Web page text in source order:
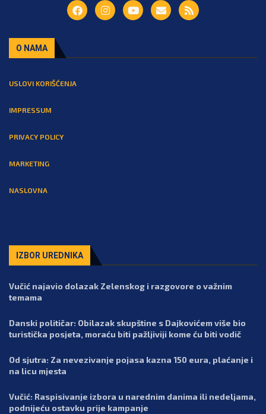
O NAMA
USLOVI KORIŠĆENJA
IMPRESSUM
PRIVACY POLICY
MARKETING
NASLOVNA
IZBOR UREDNIKA
Vučić najavio dolazak Zelenskog i razgovore o važnim
temama
Danski političar: Obilazak skupštine s Dajkovićem više bio
turistička posjeta, moraću biti pažljiviji kome ću biti vodič
Od sjutra: Za nevezivanje pojasa kazna 150 eura, plaćanje i
na licu mjesta
Vučić: Raspisivanje izbora u narednim danima ili nedeljama,
podnijeću ostavku prije kampanje